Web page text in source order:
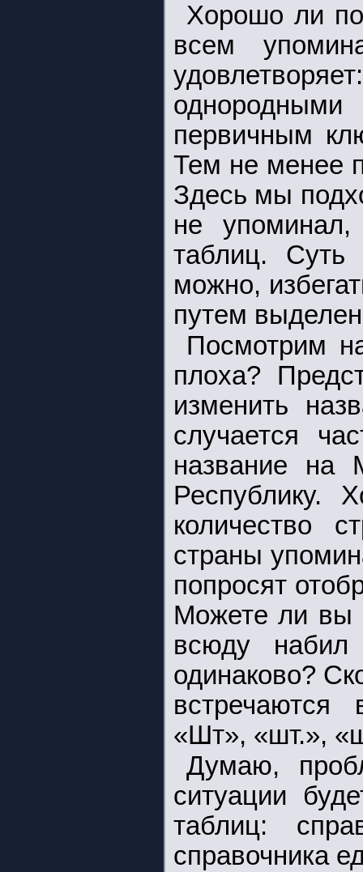
Хорошо ли
всем
первичным
Тем не менее
Здесь мы
не
таблиц.
можно,
путем
Посмотрим
плоха?
изменить
случается
название
Республику.
количество
страны
попросят
Можете ли вы
всюду набил
одинаково?
«Шт», «шт.»,
Думаю,
ситуации
таблиц:
справочника